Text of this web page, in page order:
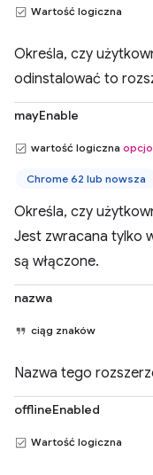
Wartość logiczna
Określa, czy
odinstalować to
mayEnable
wartość logiczna
Chrome 62 lub nowsza
Określa, czy
Jest zwracana tylko
są włączone.
nazwa
ciąg znaków
Nazwa tego
offlineEnabled
Wartość logiczna